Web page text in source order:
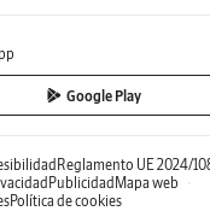
Google Play
Reglamento UE 2024/
Publicidad Mapa web
Política de cookies